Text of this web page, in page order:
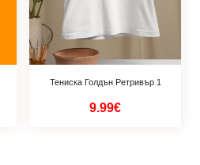
Тениска Голдън Ретривър 1
9.99€